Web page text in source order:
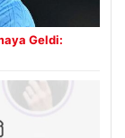
Geldi: